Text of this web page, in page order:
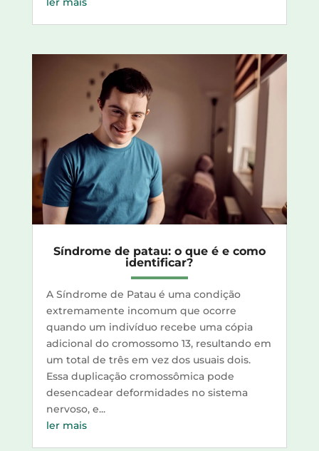
Síndrome de patau: o que é e como
identificar?
A Síndrome de Patau é uma condição
extremamente incomum que ocorre
quando um indivíduo recebe uma cópia
adicional do cromossomo 13, resultando em
um total de três em vez dos usuais dois.
Essa duplicação cromossômica pode
desencadear deformidades no sistema
nervoso, e...
ler mais